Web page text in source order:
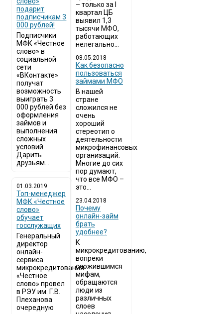
подарит
подписчикам 3
000 рублей!
Подписчики
МФК «Честное
слово» в
социальной
сети
«ВКонтакте»
получат
возможность
выиграть 3
000 рублей без
оформления
займов и
выполнения
сложных
условий
Дарить
друзьям...
01.03.2019
Топ-менеджер
МФК «Честное
слово»
обучает
госслужащих
Генеральный
директор
онлайн-
сервиса
микрокредитования
«Честное
слово» провел
в РЭУ им. Г.В.
Плеханова
очередную
– только за I
квартал ЦБ
выявил 1,3
тысячи МФО,
работающих
нелегально...
08.05.2018
Как безопасно
пользоваться
займами МФО
В нашей
стране
сложился не
очень
хороший
стереотип о
деятельности
микрофинансовых
организаций.
Многие до сих
пор думают,
что все МФО –
это...
23.04.2018
Почему
онлайн-займ
брать
удобнее?
К
микрокредитованию,
вопреки
сложившимся
мифам,
обращаются
люди из
различных
слоев